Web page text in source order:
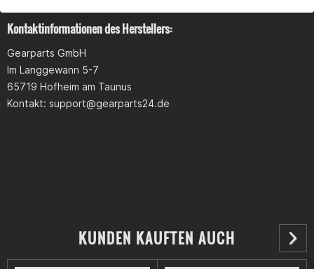
Kontaktinformationen des Herstellers:
Gearparts GmbH
Im Langgewann 5-7
65719 Hofheim am Taunus
Kontakt: support@gearparts24.de
KUNDEN KAUFTEN AUCH